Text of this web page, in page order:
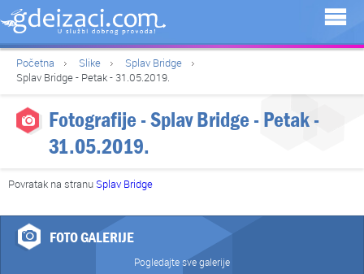
Početna Slike
Splav Bridge
Splav Bridge - Petak - 31.05.2019.
Fotografije - Splav Bridge - Petak -
31.05.2019.
Povratak na stranu Splav Bridge
FOTO GALERIJE
Pogledajte sve galerije